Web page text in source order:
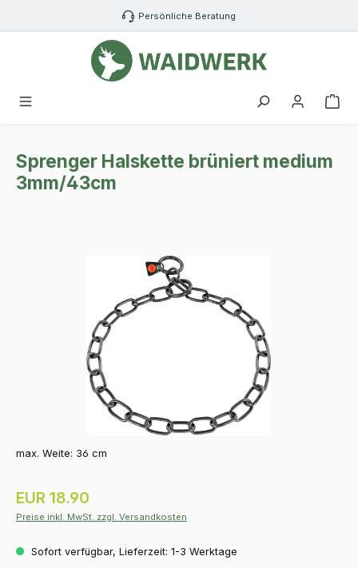
Zum Hauptinhalt springen Persönliche Beratung
Sprenger Halskette brüniert medium
3mm/43cm
max. Weite: 36 cm
Regulärer Preis:
EUR 18.90
Preise inkl. MwSt. zzgl. Versandkosten
Sofort verfügbar, Lieferzeit: 1-3 Werktage